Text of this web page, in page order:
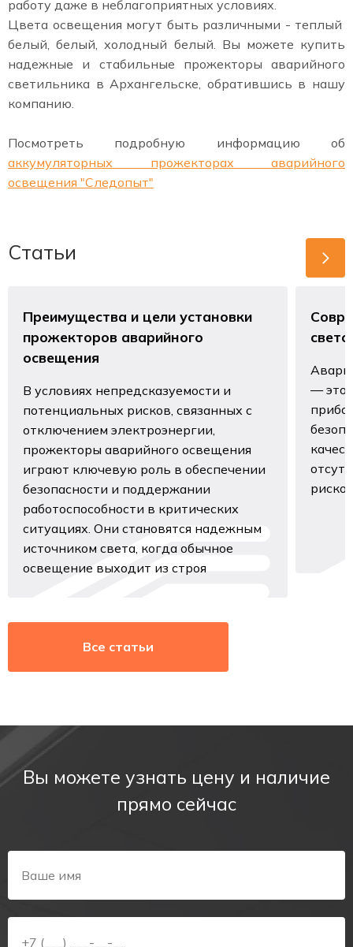
работу даже в неблагоприятных условиях.
Цвета освещения могут быть различными - теплый
белый, белый, холодный белый. Вы можете купить
надежные и стабильные прожекторы аварийного
светильника в Архангельске, обратившись в нашу
компанию.
Посмотреть подробную информацию об
аккумуляторных прожекторах аварийного
освещения "Следопыт"
Статьи
Преимущества и цели установки
прожекторов аварийного
освещения
В условиях непредсказуемости и
потенциальных рисков, связанных с
отключением электроэнергии,
прожекторы аварийного освещения
играют ключевую роль в обеспечении
безопасности и поддержании
работоспособности в критических
ситуациях. Они становятся надежным
источником света, когда обычное
освещение выходит из строя
— это
Все статьи
Вы можете узнать цену и наличие
прямо сейчас